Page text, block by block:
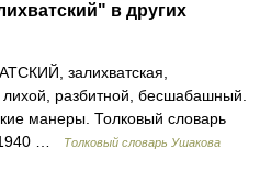
в других
залихватская,
лихой, разбитной, бесшабашный.
манеры. Толковый словарь
1940 …
Толковый словарь Ушакова